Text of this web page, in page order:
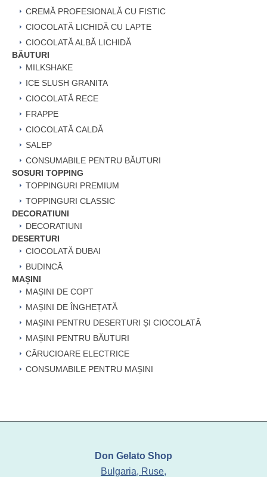
CREMĂ PROFESIONALĂ CU FISTIC
CIOCOLATĂ LICHIDĂ CU LAPTE
CIOCOLATĂ ALBĂ LICHIDĂ
BĂUTURI
MILKSHAKE
ICE SLUSH GRANITA
CIOCOLATĂ RECE
FRAPPE
CIOCOLATĂ CALDĂ
SALEP
CONSUMABILE PENTRU BĂUTURI
SOSURI TOPPING
TOPPINGURI PREMIUM
TOPPINGURI CLASSIC
DECORATIUNI
DECORATIUNI
DESERTURI
CIOCOLATĂ DUBAI
BUDINCĂ
MAȘINI
MAȘINI DE COPT
MAȘINI DE ÎNGHEȚATĂ
MAȘINI PENTRU DESERTURI ȘI CIOCOLATĂ
MAȘINI PENTRU BĂUTURI
CĂRUCIOARE ELECTRICE
CONSUMABILE PENTRU MAȘINI
Don Gelato Shop
Bulgaria, Ruse,